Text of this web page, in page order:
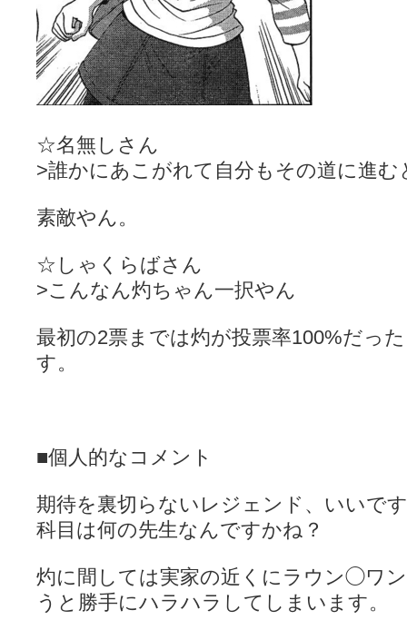
☆名無しさん
>誰かにあこがれて自分もその道に進む
素敵やん。
☆しゃくらばさん
>こんなん灼ちゃん一択やん
最初の2票までは灼が投票率100%だっ
す。
■個人的なコメント
期待を裏切らないレジェンド、いいで
科目は何の先生なんですかね？
灼に間しては実家の近くにラウン◯ワ
うと勝手にハラハラしてしまいます。